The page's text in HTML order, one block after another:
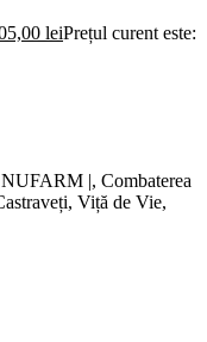
leiPrețul curent este:
|, Combaterea
Viță de Vie,